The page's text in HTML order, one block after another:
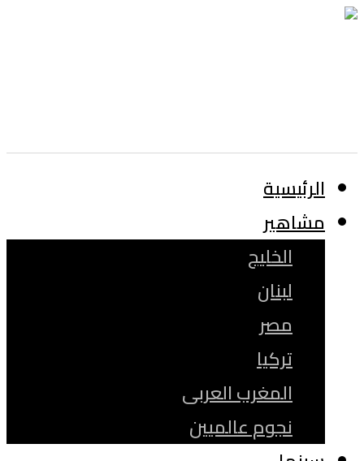
الرئيسية
مشاهير
الخليج
لبنان
مصر
تركيا
المغرب العربى
نجوم عالميين